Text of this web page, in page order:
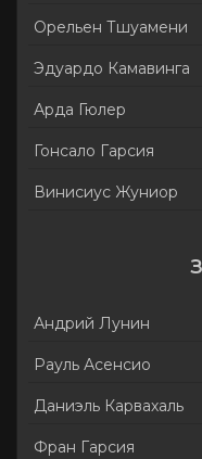
Орельен Тшуамени
Эдуардо Камавинга
Арда Гюлер
Гонсало Гарсия
Винисиус Жуниор
Андрий Лунин
Рауль Асенсио
Даниэль Карвахаль
Фран Гарсия